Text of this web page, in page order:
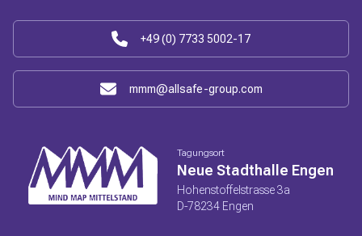
+49 (0) 7733 5002-17
mmm@allsafe-group.com
Tagungsort
Neue Stadthalle Engen
Hohenstoffelstrasse 3a
D-78234 Engen